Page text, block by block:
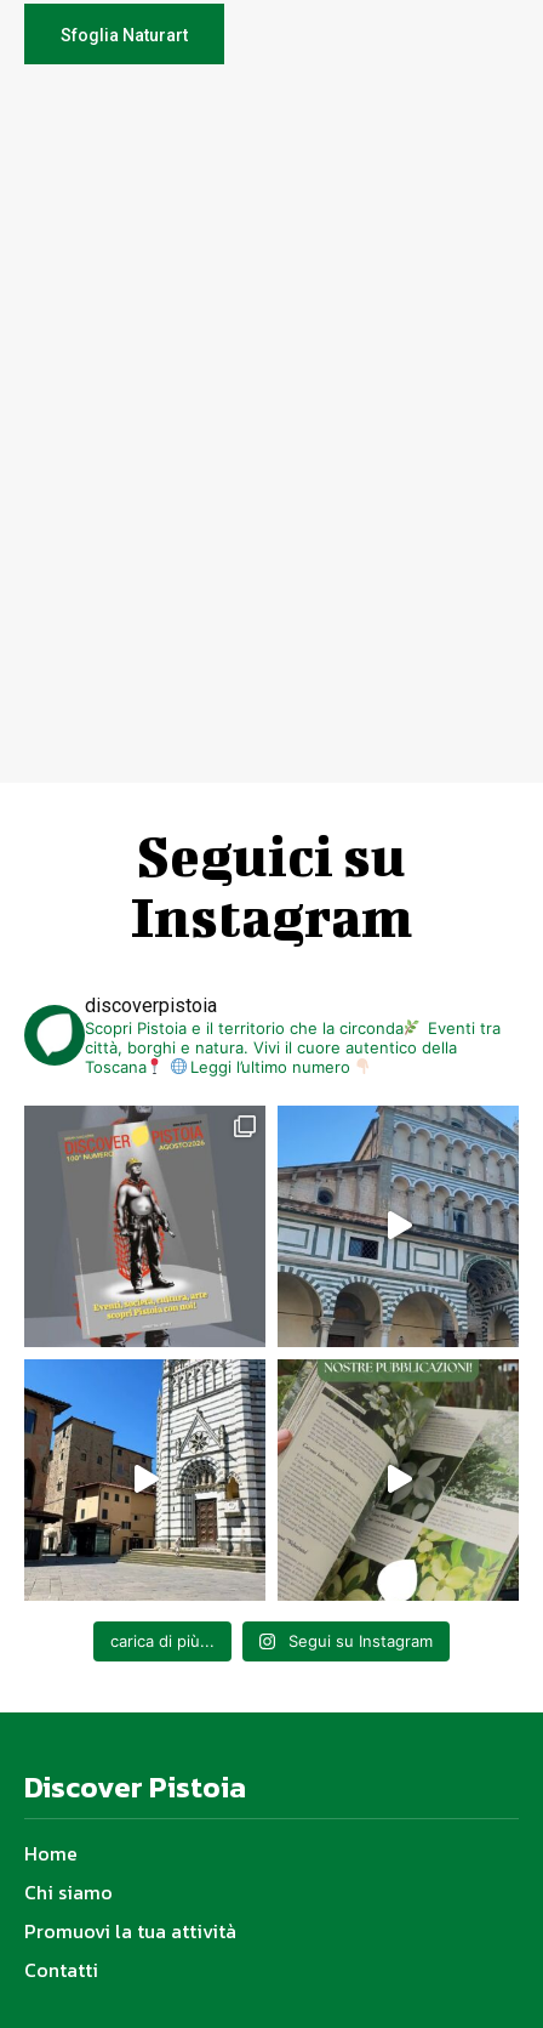
Sfoglia Naturart
Seguici su
Instagram
discoverpistoia
Scopri Pistoia e il territorio che la circonda
Eventi tra
città, borghi e natura. Vivi il cuore autentico della
Toscana
Leggi l’ultimo numero
carica di più... Segui su Instagram
Discover Pistoia
Home
Chi siamo
Promuovi la tua attività
Contatti